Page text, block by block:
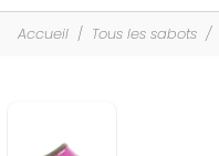
Accueil Tous les sabots